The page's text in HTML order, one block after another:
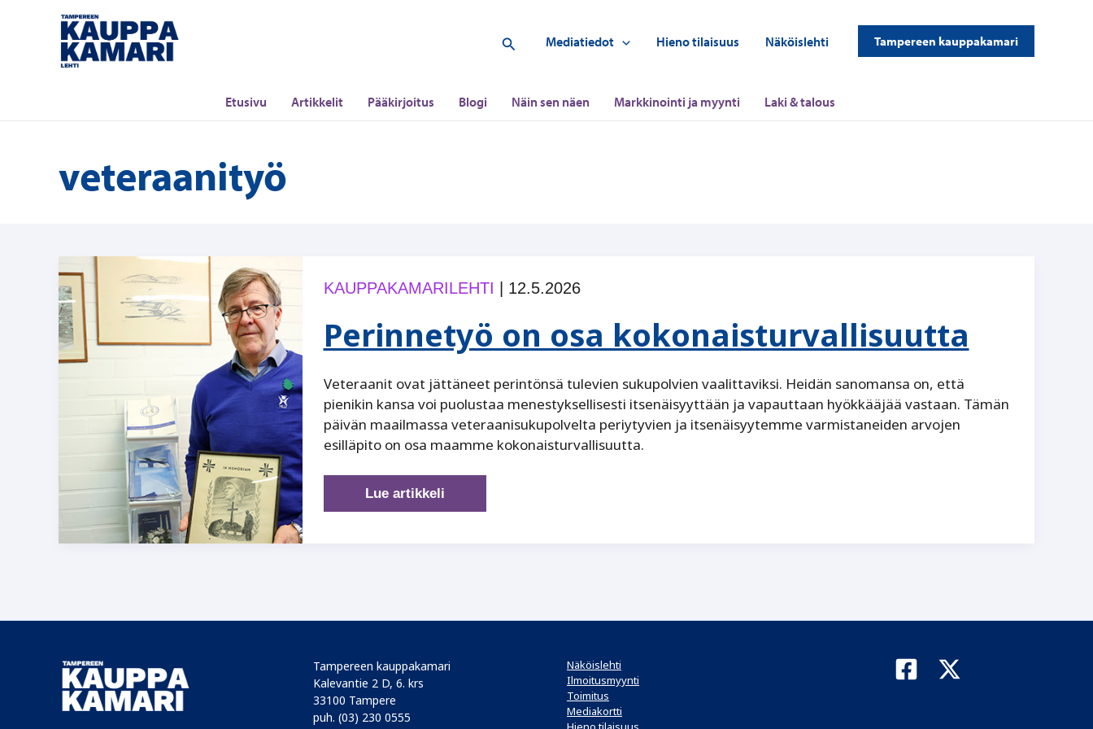
Hae Mediatiedot Hieno tilaisuus Näköislehti Tampereen kauppakamari
Etusivu Artikkelit Pääkirjoitus Blogi Näin sen näen Markkinointi ja myynti Laki & talous
veteraanityö
KAUPPAKAMARILEHTI 12.5.2026
Perinnetyö on osa kokonaisturvallisuutta
Veteraanit ovat jättäneet perintönsä tulevien sukupolvien vaalittaviksi. Heidän sanomansa on, että
pienikin kansa voi puolustaa menestyksellisesti itsenäisyyttään ja vapauttaan hyökkääjää vastaan. Tämän
päivän maailmassa veteraanisukupolvelta periytyvien ja itsenäisyytemme varmistaneiden arvojen
esilläpito on osa maamme kokonaisturvallisuutta.
Perinnetyö
on
Lue artikkeli
Tampereen kauppakamari
Kalevantie 2 D, 6. krs
33100 Tampere
puh. (03) 230 0555
Näköislehti
Ilmoitusmyynti
Toimitus
Mediakortti